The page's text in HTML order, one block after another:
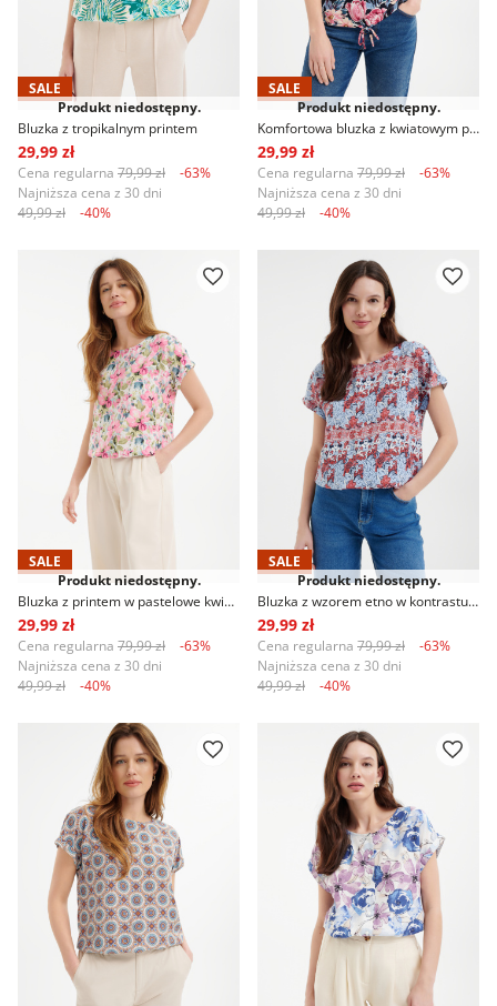
SALE
Produkt niedostępny.
Bluzka z tropikalnym printem
29,99 zł
Cena regularna 79,99 zł
-63%
Najniższa cena z 30 dni
49,99 zł
-40%
SALE
Produkt niedostępny.
29,99 zł
Cena regularna 79,99 zł
-63%
Najniższa cena z 30 dni
49,99 zł
-40%
SALE
Produkt niedostępny.
29,99 zł
Cena regularna 79,99 zł
-63%
Najniższa cena z 30 dni
49,99 zł
-40%
SALE
Produkt niedostępny.
29,99 zł
Cena regularna 79,99 zł
-63%
Najniższa cena z 30 dni
49,99 zł
-40%